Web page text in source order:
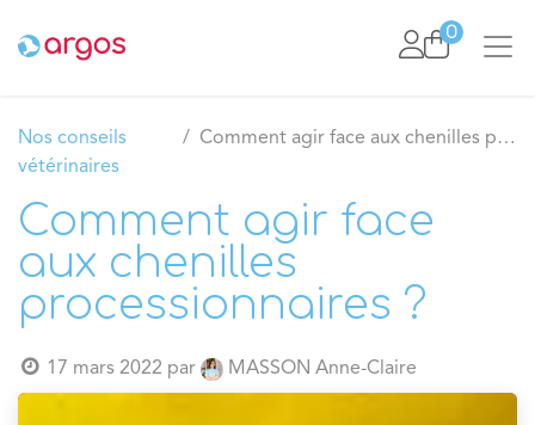
0
Nos conseils
vétérinaires
Comment agir face aux chenilles processionnaires ?
Comment agir face
aux chenilles
processionnaires ?
17 mars 2022 par MASSON Anne-Claire